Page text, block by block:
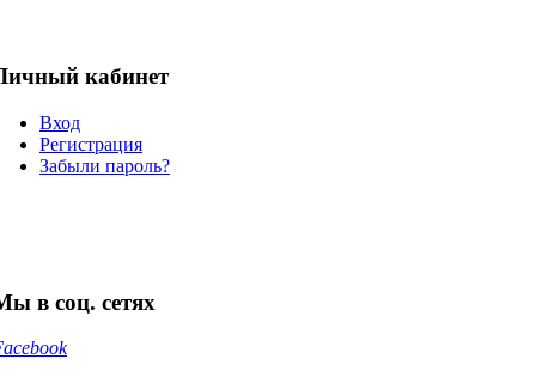
кабинет
Вход
Регистрация
Забыли пароль?
в соц. сетях